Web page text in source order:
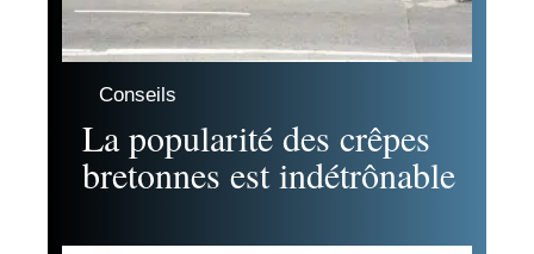
Conseils
La popularité des crêpes
bretonnes est indétrônable